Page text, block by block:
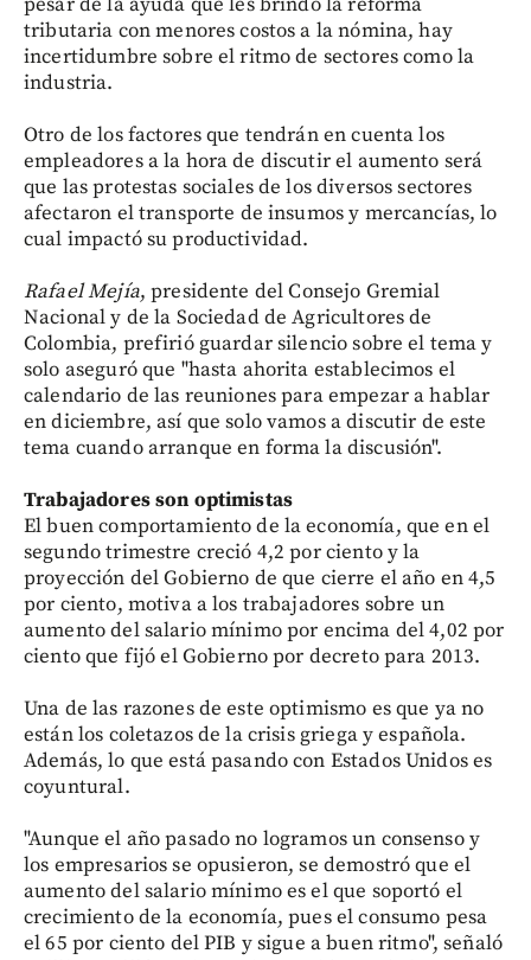
tributaria con menores costos a la nómina, hay
incertidumbre sobre el ritmo de sectores como la
industria.
Otro de los factores que tendrán en cuenta los
empleadores a la hora de discutir el aumento será
que las protestas sociales de los diversos sectores
afectaron el transporte de insumos y mercancías, lo
cual impactó su productividad.
Rafael Mejía, presidente del Consejo Gremial
Nacional y de la Sociedad de Agricultores de
Colombia, prefirió guardar silencio sobre el tema y
solo aseguró que "hasta ahorita establecimos el
calendario de las reuniones para empezar a hablar
en diciembre, así que solo vamos a discutir de este
tema cuando arranque en forma la discusión".
Trabajadores son optimistas
El buen comportamiento de la economía, que en el
segundo trimestre creció 4,2 por ciento y la
proyección del Gobierno de que cierre el año en 4,5
por ciento, motiva a los trabajadores sobre un
aumento del salario mínimo por encima del 4,02 por
ciento que fijó el Gobierno por decreto para 2013.
Una de las razones de este optimismo es que ya no
están los coletazos de la crisis griega y española.
Además, lo que está pasando con Estados Unidos es
coyuntural.
"Aunque el año pasado no logramos un consenso y
los empresarios se opusieron, se demostró que el
aumento del salario mínimo es el que soportó el
crecimiento de la economía, pues el consumo pesa
el 65 por ciento del PIB y sigue a buen ritmo", señaló